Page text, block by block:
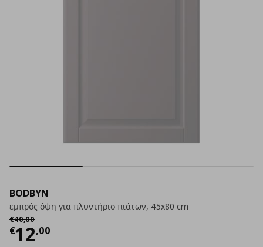
BODBYN
εμπρός όψη για πλυντήριο πιάτων, 45x80 cm
€40,00
Αρχική τιμή
€12,00
Τρέχουσα τιμή